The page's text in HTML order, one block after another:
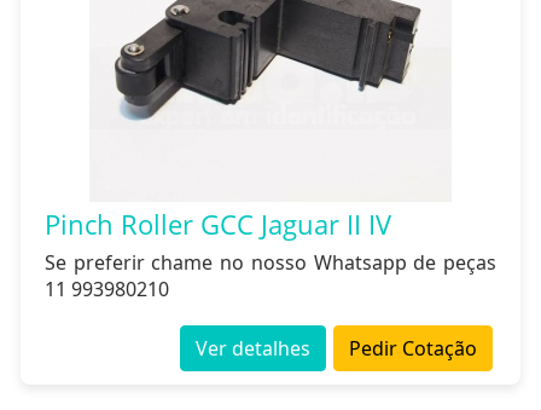
Pinch Roller GCC Jaguar II IV
Se preferir chame no nosso Whatsapp de peças
11 993980210
Pedir Cotação
Ver detalhes